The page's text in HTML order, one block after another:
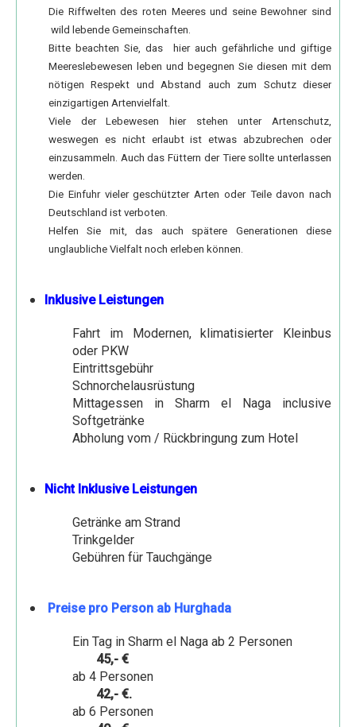
Philae-Tempel - Staudamm - Unvollendeter Obelisk
Nubisches Museum
Motorbootfahrt zum nubischen Dorf
Simeonskloster
Abu Simbel mit dem Auto
Ab Alexandria Hafen
Alexandria Tagestour
Kairo Tagestour
Ab Safaga Hafen
Wüsten und Oasen
Von Luxor in die Oase Kharga
Rundfahrt durch die westliche Wüste
Kairo und die Oase Fayum
Reisen Ägypten individuell
Reise - Mystisches Ägypten
Erlebnis Reise Kairo - Pyramiden
Fünf Tage Nil Kultur Erlebnis
Luxor mit dem Fahrrad
Luxor mit Esel und Fahrrad
Abu Simbel und Assuan Individuell
Die Riffwelten des roten Meeres und seine Bewohner sind
wild lebende Gemeinschaften.
Bitte beachten Sie, das hier auch gefährliche und giftige
Meereslebewesen leben und begegnen Sie diesen mit dem
nötigen Respekt und Abstand auch zum Schutz dieser
einzigartigen Artenvielfalt.
Viele der Lebewesen hier stehen unter Artenschutz,
weswegen es nicht erlaubt ist etwas abzubrechen oder
einzusammeln. Auch das Füttern der Tiere sollte unterlassen
werden.
Die Einfuhr vieler geschützter Arten oder Teile davon nach
Deutschland ist verboten.
Helfen Sie mit, das auch spätere Generationen diese
unglaubliche Vielfalt noch erleben können.
Inklusive Leistungen
Fahrt im Modernen, klimatisierter Kleinbus
oder PKW
Eintrittsgebühr
Schnorchelausrüstung
Mittagessen in Sharm el Naga inclusive
Softgetränke
Abholung vom / Rückbringung zum Hotel
Nicht Inklusive Leistungen
Getränke am Strand
Trinkgelder
Gebühren für Tauchgänge
Preise pro Person ab Hurghada
Ein Tag in Sharm el Naga ab 2 Personen
45,- €
ab 4 Personen
42,- €.
ab 6 Personen